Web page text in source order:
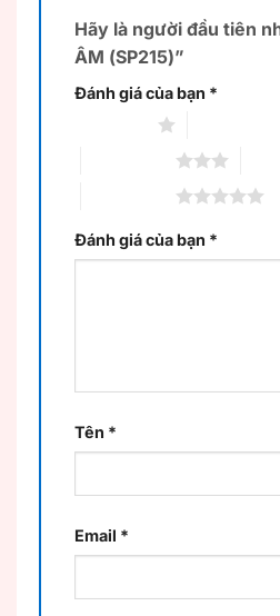
Hãy là người đầu tiên
ÂM (SP215)”
Đánh giá của bạn *
Đánh giá của bạn *
Tên *
Email *